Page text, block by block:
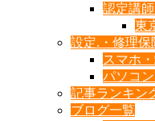
認定講
東
設定.・修理保
スマホ
パソコ
記事ランキン
ブログ一覧